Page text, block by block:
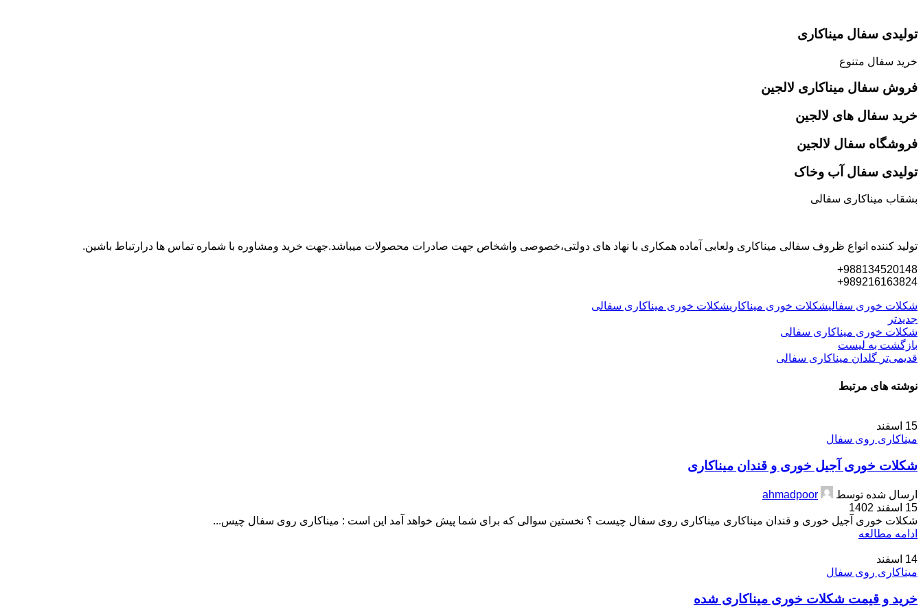
تولیدی سفال میناکاری
خرید سفال متنوع
فروش سفال میناکاری لالجین
خرید سفال های لالجین
فروشگاه سفال لالجین
تولیدی سفال آب وخاک
بشقاب میناکاری سفالی
تولید کننده انواع ظروف سفالی میناکاری ولعابی آماده همکاری با نهاد های دولتی،خصوصی واشخاص جهت صادرات محصولات میباشد.جهت خرید ومشاوره با شماره تماس ها درارتباط باشین.
988134520148+
989216163824+
شکلات خوری سفالیشکلات خوری میناکاریشکلات خوری میناکاری سفالی
جدیدتر
شکلات خوری میناکاری سفالی
بازگشت بە لیست
قدیمی‌تر گلدان میناکاری سفالی
نوشته های مرتبط
15 اسفند
میناکاری روی سفال
شکلات خوری آجیل خوری و قندان میناکاری
ارسال شده توسط
ahmadpoor
15 اسفند 1402
شکلات خوری آجیل خوری و قندان میناکاری میناکاری روی سفال چیست ؟ نخستین سوالی که برای شما پیش خواهد آمد این است : میناکاری روی سفال چیس...
ادامه مطالعه
14 اسفند
میناکاری روی سفال
خرید و قیمت شکلات خوری میناکاری شده